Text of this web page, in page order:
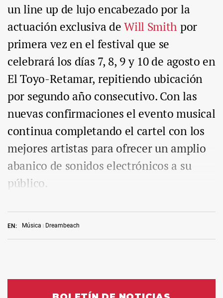
EN: Música Dreambeach
un line up de lujo encabezado por la
actuación exclusiva deWill Smith por
primera vez en el festival que se
celebrará los días 7, 8, 9 y 10 de agosto en
El Toyo-Retamar, repitiendo ubicación
por segundo año consecutivo. Con las
nuevas confirmaciones el evento musical
continua completando el cartel con los
mejores artistas para ofrecer un amplio
abanico de sonidos electrónicos a su
público.